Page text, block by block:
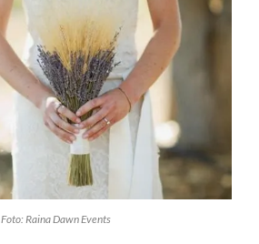
Foto: Raina Dawn Events